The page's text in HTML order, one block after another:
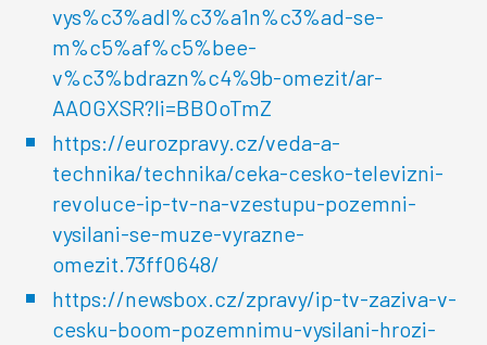
vys%c3%adl%c3%a1n%c3%ad-se-
m%c5%af%c5%bee-
v%c3%bdrazn%c4%9b-omezit/ar-
AAOGXSR?li=BBOoTmZ
https://eurozpravy.cz/veda-a-
technika/technika/ceka-cesko-televizni-
revoluce-ip-tv-na-vzestupu-pozemni-
vysilani-se-muze-vyrazne-
omezit.73ff0648/
https://newsbox.cz/zpravy/ip-tv-zaziva-v-
cesku-boom-pozemnimu-vysilani-hrozi-